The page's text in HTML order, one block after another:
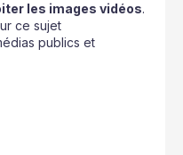
les images vidéos.
ce sujet
publics et